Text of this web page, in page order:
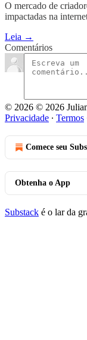
O mercado de
impactadas na
Leia →
Comentários
© 2026 © 2026
Privacidade ∙ Termos
Comece seu
Obtenha o App
Substack é o lar da